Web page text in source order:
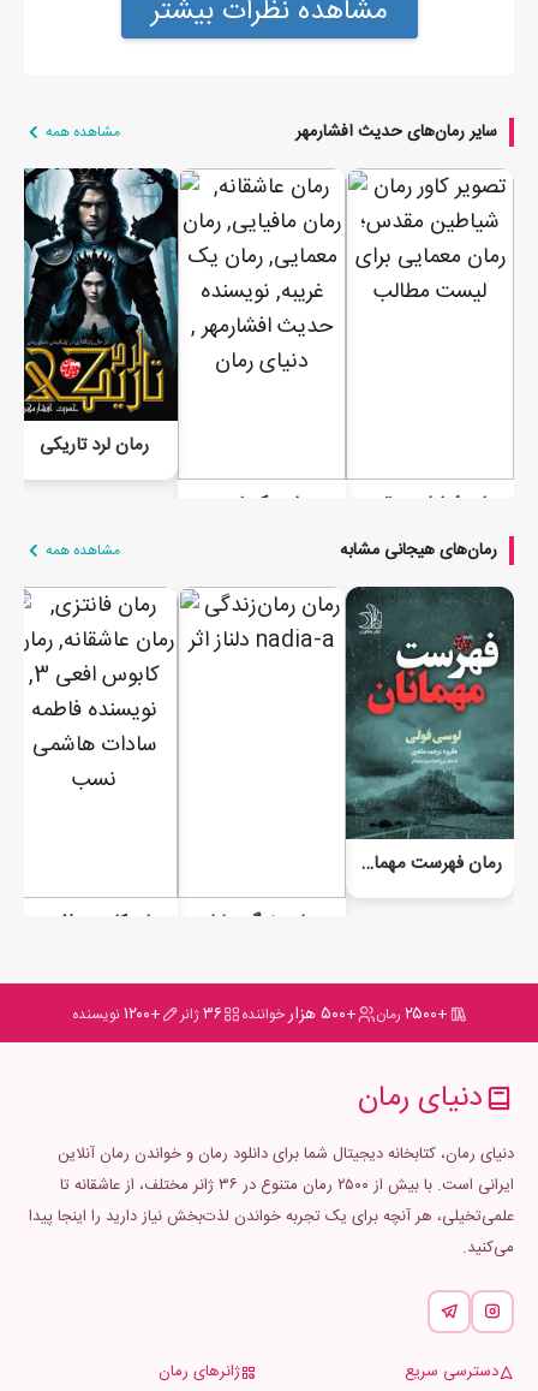
مشاهده نظرات بیشتر
سایر رمان‌های حدیث افشارمهر مشاهده همه
رمان یک غریبه
رمان لرد تاریکی
رمان‌های هیجانی مشابه مشاهده همه
رمان فهرست مهمانان
رمان ﺯﻧﺪﮔﯽ ﺩﻟﻨﺎﺯ
+۲۵۰۰ رمان +۵۰۰ هزار خواننده ۳۶ژانر +۱۲۰۰ نویسنده
دنیای رمان
دنیای رمان، کتابخانه دیجیتال شما برای دانلود رمان و خواندن رمان آنلاین
ایرانی است. با بیش از ۲۵۰۰ رمان متنوع در ۳۶ ژانر مختلف، از عاشقانه تا
علمی‌تخیلی، هر آنچه برای یک تجربه خواندن لذت‌بخش نیاز دارید را اینجا پیدا
می‌کنید.
دسترسی سریع ژانرهای رمان